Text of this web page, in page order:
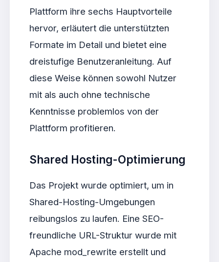
Plattform ihre sechs Hauptvorteile
hervor, erläutert die unterstützten
Formate im Detail und bietet eine
dreistufige Benutzeranleitung. Auf
diese Weise können sowohl Nutzer
mit als auch ohne technische
Kenntnisse problemlos von der
Plattform profitieren.
Shared Hosting-Optimierung
Das Projekt wurde optimiert, um in
Shared-Hosting-Umgebungen
reibungslos zu laufen. Eine SEO-
freundliche URL-Struktur wurde mit
Apache mod_rewrite erstellt und